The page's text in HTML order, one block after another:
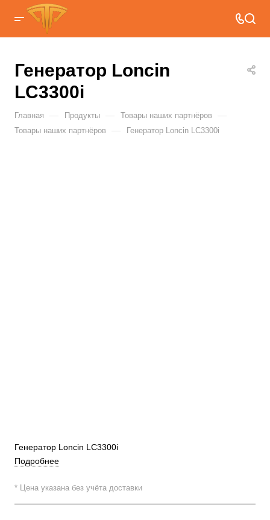
Генератор Loncin
LC3300i
Главная — Продукты — Товары наших партнёров —
Товары наших партнёров — Генератор Loncin LC3300i
Генератор Loncin LC3300i
Подробнее
* Цена указана без учёта доставки